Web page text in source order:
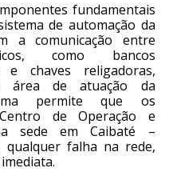
fundamentais
de automação da
a comunicação entre
como bancos
e chaves religadoras,
área de atuação da
permite que os
de Operação e
sede em Caibaté –
falha na rede,